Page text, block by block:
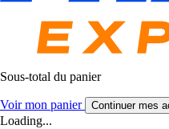
Sous-total du panier
Voir mon panier Continuer mes
Loading...